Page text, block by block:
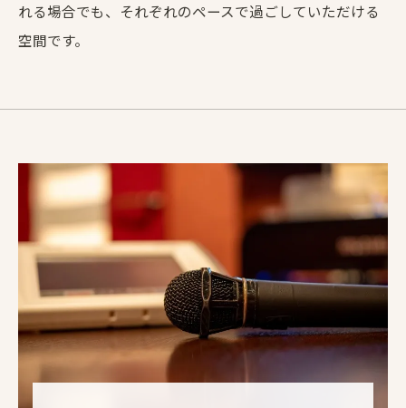
れる場合でも、それぞれのペースで過ごしていただける
空間です。